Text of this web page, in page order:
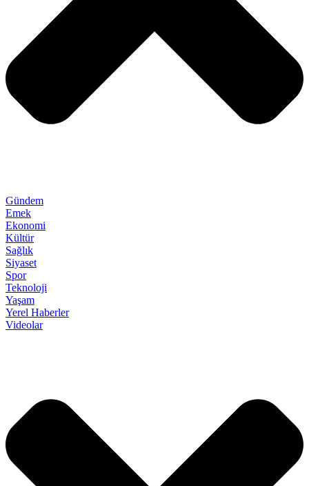
Gündem
Emek
Ekonomi
Kültür
Sağlık
Siyaset
Spor
Teknoloji
Yaşam
Yerel Haberler
Videolar